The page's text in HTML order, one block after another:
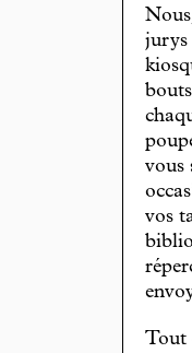
jurys
vous
vos
Tout